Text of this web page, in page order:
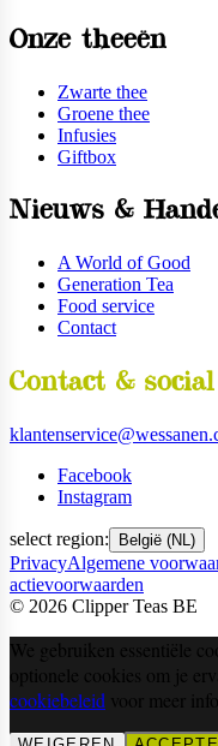
Onze theeën
Zwarte thee
Groene thee
Infusies
Giftbox
Nieuws &
A World of Good
Generation Tea
Food service
Contact
Contact & social
Facebook
Instagram
select region: België (NL)
PrivacyAlgemene
actievoorwaarden
© 2026 Clipper Teas BE
We gebruiken essentiële
optionele cookies om je
cookiebeleid voor meer